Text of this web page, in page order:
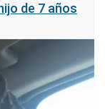
hijo de 7 años